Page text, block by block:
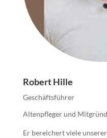
Robert Hille
Geschäftsführer
Altenpfleger und
Er bereichert viele